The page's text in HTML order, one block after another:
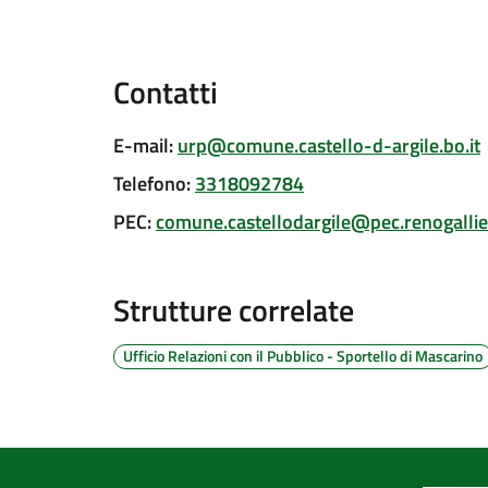
Contatti
E-mail:urp@comune.castello-d-argile.bo.it
Telefono:3318092784
PEC:
Strutture correlate
Ufficio Relazioni con il Pubblico - Sportello di Mascarino